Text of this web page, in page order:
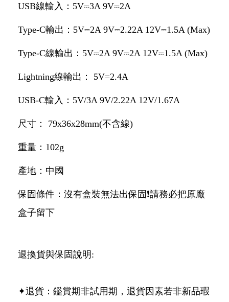
USB線輸入：5V⎓3A 9V⎓2A
Type-C輸出：5V⎓2A 9V⎓2.22A 12V⎓1.5A (Max)
Type-C線輸出：5V⎓2A 9V⎓2A 12V⎓1.5A (Max)
Lightning線輸出： 5V=2.4A
USB-C輸入：5V/3A 9V/2.22A 12V/1.67A
尺寸： 79x36x28mm(不含線)
重量：102g
產地：中國
保固條件：沒有盒裝無法出保固❗請務必把原廠
盒子留下
退換貨與保固說明:
✦退貨：鑑賞期非試用期，退貨因素若非新品瑕